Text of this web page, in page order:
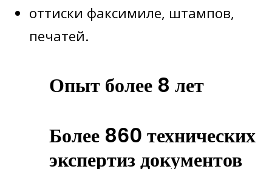
оттиски факсимиле, штампов,
печатей.
Опыт более 8 лет
Более 860 технических
экспертиз документов